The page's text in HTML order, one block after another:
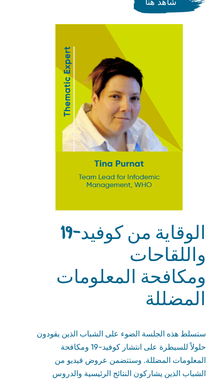
الوقاية من كوفيد-19
واللقاحات
ومكافحة المعلومات
المضللة
ستسلط هذه الجلسة الضوء على الشباب الذين يقودون
حلولاً للسيطرة على انتشار كوفيد-19 ومكافحة
المعلومات المضللة. وستتضمن عروض فيديو من
الشباب الذين يشاركون النتائج الرئيسية والدروس